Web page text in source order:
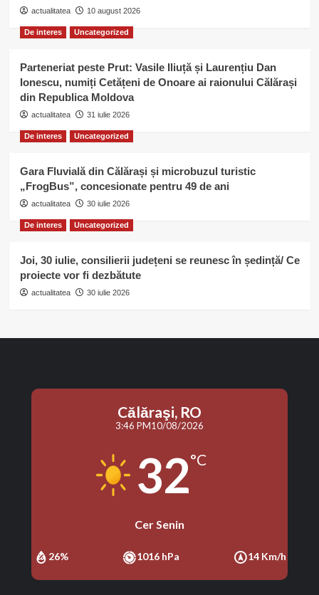
actualitatea 10 august 2026
De interes Uncategorized
Parteneriat peste Prut: Vasile Iliuță și Laurențiu Dan
Ionescu, numiți Cetățeni de Onoare ai raionului Călărași
din Republica Moldova
actualitatea 31 iulie 2026
De interes Uncategorized
Gara Fluvială din Călărași și microbuzul turistic
„FrogBus”, concesionate pentru 49 de ani
actualitatea 30 iulie 2026
De interes Uncategorized
Joi, 30 iulie, consilierii județeni se reunesc în ședință/ Ce
proiecte vor fi dezbătute
actualitatea 30 iulie 2026
Călăraşi, RO
3:46 PM10/08/2026
32°C
Cer Senin
26% 1016 hPa 14 Km/h